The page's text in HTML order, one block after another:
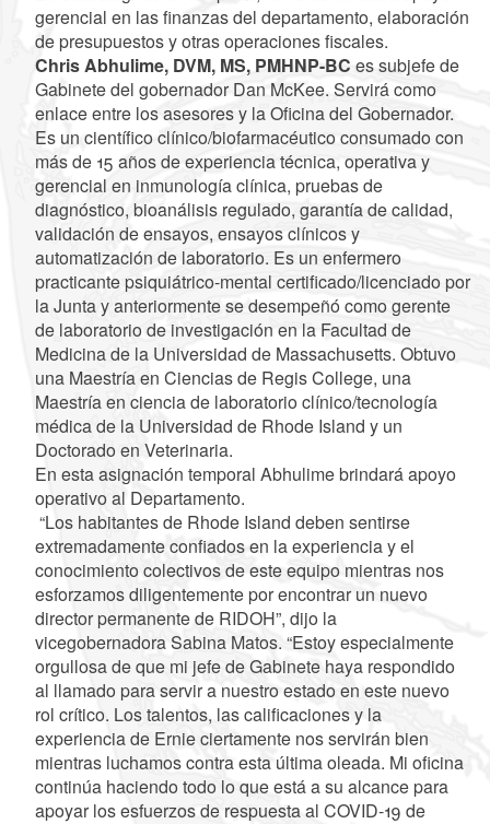
gerencial en las finanzas del departamento, elaboración
de presupuestos y otras operaciones fiscales.
Chris Abhulime, DVM, MS, PMHNP-BC es subjefe de
Gabinete del gobernador Dan McKee. Servirá como
enlace entre los asesores y la Oficina del Gobernador.
Es un científico clínico/biofarmacéutico consumado con
más de 15 años de experiencia técnica, operativa y
gerencial en inmunología clínica, pruebas de
diagnóstico, bioanálisis regulado, garantía de calidad,
validación de ensayos, ensayos clínicos y
automatización de laboratorio. Es un enfermero
practicante psiquiátrico-mental certificado/licenciado por
la Junta y anteriormente se desempeñó como gerente
de laboratorio de investigación en la Facultad de
Medicina de la Universidad de Massachusetts. Obtuvo
una Maestría en Ciencias de Regis College, una
Maestría en ciencia de laboratorio clínico/tecnología
médica de la Universidad de Rhode Island y un
Doctorado en Veterinaria.
En esta asignación temporal Abhulime brindará apoyo
operativo al Departamento.
“Los habitantes de Rhode Island deben sentirse
extremadamente confiados en la experiencia y el
conocimiento colectivos de este equipo mientras nos
esforzamos diligentemente por encontrar un nuevo
director permanente de RIDOH”, dijo la
vicegobernadora Sabina Matos. “Estoy especialmente
orgullosa de que mi jefe de Gabinete haya respondido
al llamado para servir a nuestro estado en este nuevo
rol crítico. Los talentos, las calificaciones y la
experiencia de Ernie ciertamente nos servirán bien
mientras luchamos contra esta última oleada. Mi oficina
continúa haciendo todo lo que está a su alcance para
apoyar los esfuerzos de respuesta al COVID-19 de